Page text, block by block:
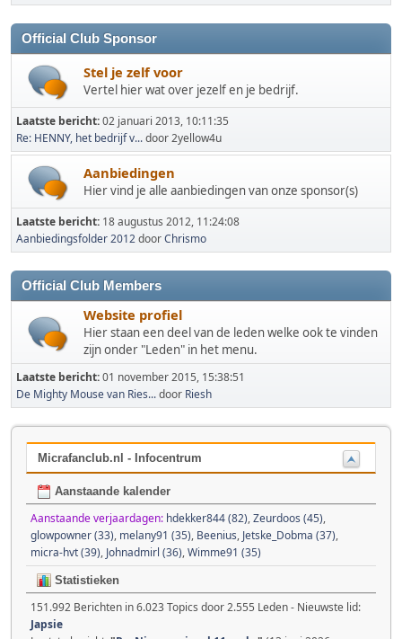
Official Club Sponsor
Stel je zelf voor
Vertel hier wat over jezelf en je bedrijf.
Laatste bericht:02 januari 2013, 10:11:35
Re: HENNY, het bedrijf v...door 2yellow4u
Aanbiedingen
Hier vind je alle aanbiedingen van onze sponsor(s)
Laatste bericht: 18 augustus 2012, 11:24:08
Aanbiedingsfolder 2012doorChrismo
Official Club Members
Website profiel
Hier staan een deel van de leden welke ook te vinden
zijn onder "Leden" in het menu.
Laatste bericht:01 november 2015, 15:38:51
De Mighty Mouse van Ries...door Riesh
Micrafanclub.nl - Infocentrum
Aanstaande kalender
Aanstaande verjaardagen: hdekker844 (82),Zeurdoos (45),
glowpowner (33), melany91 (35), Beenius, Jetske_Dobma (37),
micra-hvt (39), Johnadmirl (36),Wimme91 (35)
Statistieken
151.992 Berichten in 6.023 Topics door 2.555 Leden - Nieuwste lid:
Japsie